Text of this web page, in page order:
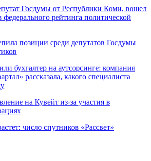
Госдумы от Республики Коми, вошел
федерального рейтинга политической
позиции среди депутатов Госдумы
бухгалтер на аутсорсинге: компания
рассказала, какого специалиста
на Кувейт из-за участия в
число спутников «Рассвет»